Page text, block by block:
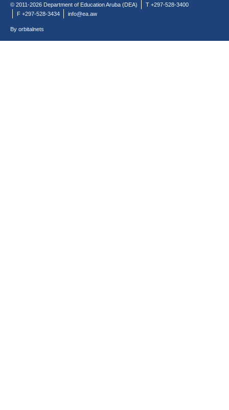
© 2011-2026 Department of Education Aruba (DEA)
T +297-528-3400
F +297-528-3434
info@ea.aw
By orbitalnets